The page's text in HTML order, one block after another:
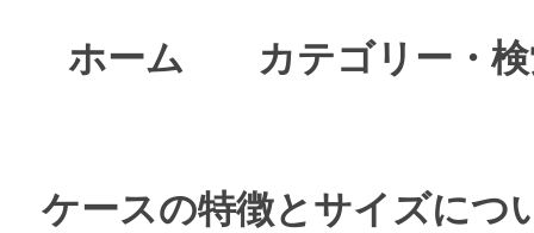
ホーム カテゴリー・
ケースの特徴とサイズにつ